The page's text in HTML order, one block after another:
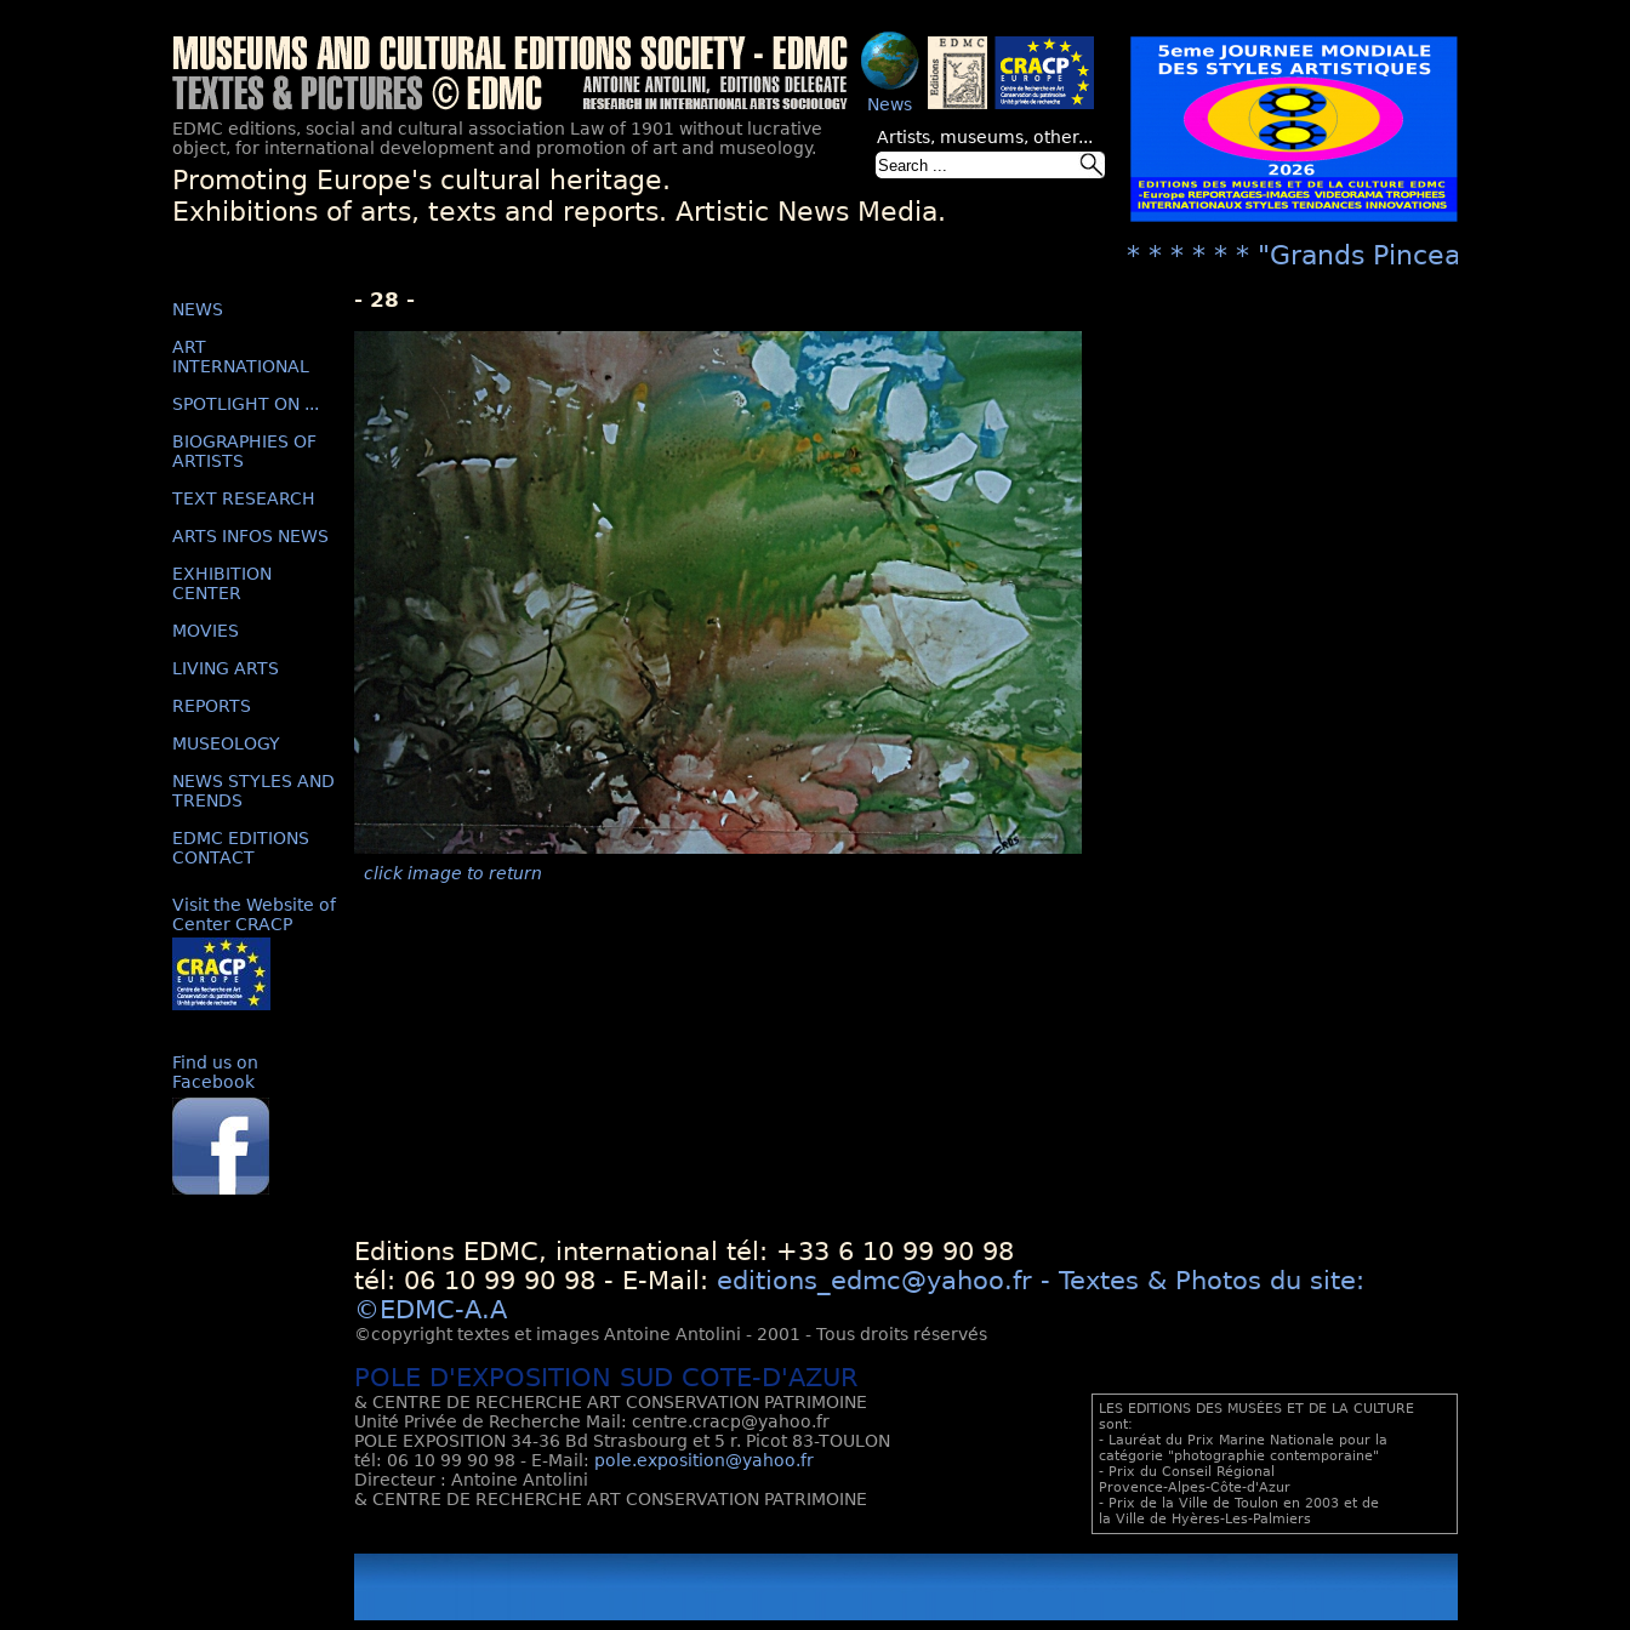
News
EDMC editions, social and cultural association Law of 1901 without lucrative
object, for international development and promotion of art and museology.
Promoting Europe's cultural heritage.
Exhibitions of arts, texts and reports. Artistic News Media.
Artists, museums, other...
* * * * * * "Grands Pinceaux de
NEWS
ART
INTERNATIONAL
SPOTLIGHT ON ...
BIOGRAPHIES OF
ARTISTS
TEXT RESEARCH
ARTS INFOS NEWS
EXHIBITION
CENTER
MOVIES
LIVING ARTS
REPORTS
MUSEOLOGY
NEWS STYLES AND
TRENDS
EDMC EDITIONS
CONTACT
Visit the Website of
Center CRACP
Find us on
Facebook
- 28 -
click image to return
Editions EDMC, international tél: +33 6 10 99 90 98
tél: 06 10 99 90 98 - E-Mail: editions_edmc@yahoo.fr - Textes & Photos du site:
©EDMC-A.A
©copyright textes et images Antoine Antolini - 2001 - Tous droits réservés
POLE D'EXPOSITION SUD COTE-D'AZUR
& CENTRE DE RECHERCHE ART CONSERVATION PATRIMOINE
Unité Privée de Recherche Mail: centre.cracp@yahoo.fr
POLE EXPOSITION 34-36 Bd Strasbourg et 5 r. Picot 83-TOULON
tél: 06 10 99 90 98 - E-Mail: pole.exposition@yahoo.fr
Directeur : Antoine Antolini
& CENTRE DE RECHERCHE ART CONSERVATION PATRIMOINE
LES EDITIONS DES MUSÉES ET DE LA CULTURE
sont:
- Lauréat du Prix Marine Nationale pour la
catégorie "photographie contemporaine"
- Prix du Conseil Régional
Provence-Alpes-Côte-d'Azur
- Prix de la Ville de Toulon en 2003 et de
la Ville de Hyères-Les-Palmiers